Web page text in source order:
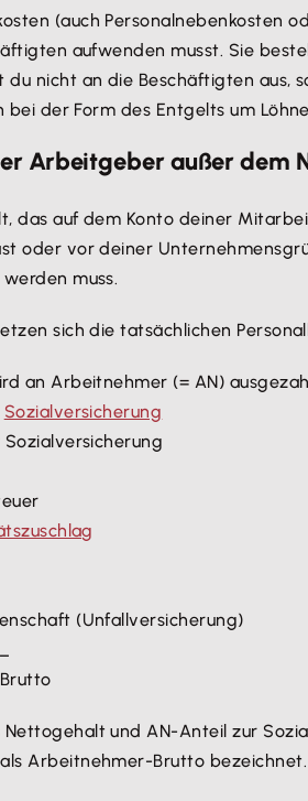
(auch
aufwenden musst. Sie
du nicht an die Beschäftigten aus,
bei der Form des Entgelts um
Arbeitgeber außer dem
das auf dem Konto deiner
oder vor deiner
muss.
sich die tatsächlichen
an Arbeitnehmer (= AN)
Sozialversicherung
(Unfallversicherung)
Nettogehalt und AN-Anteil zur
Arbeitnehmer-Brutto bezeichnet.